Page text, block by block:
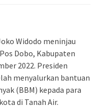
Widodo meninjau
Dobo, Kabupaten
2022. Presiden
menyalurkan bantuan
(BBM) kepada para
di Tanah Air.